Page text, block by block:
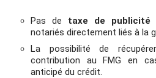
Pas de taxe de publicité
notariés directement liés à la
La possibilité de
contribution au FMG en
anticipé du crédit.